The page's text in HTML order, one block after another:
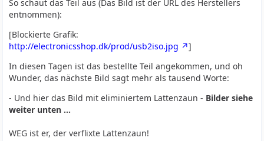
So schaut das Teil aus (Das Bild ist der URL des Herstellers
entnommen):
[Blockierte Grafik:
http://electronicsshop.dk/prod/usb2iso.jpg
]
In diesen Tagen ist das bestellte Teil angekommen, und oh
Wunder, das nächste Bild sagt mehr als tausend Worte:
- Und hier das Bild mit eliminiertem Lattenzaun - Bilder siehe
weiter unten ...
WEG ist er, der verflixte Lattenzaun!